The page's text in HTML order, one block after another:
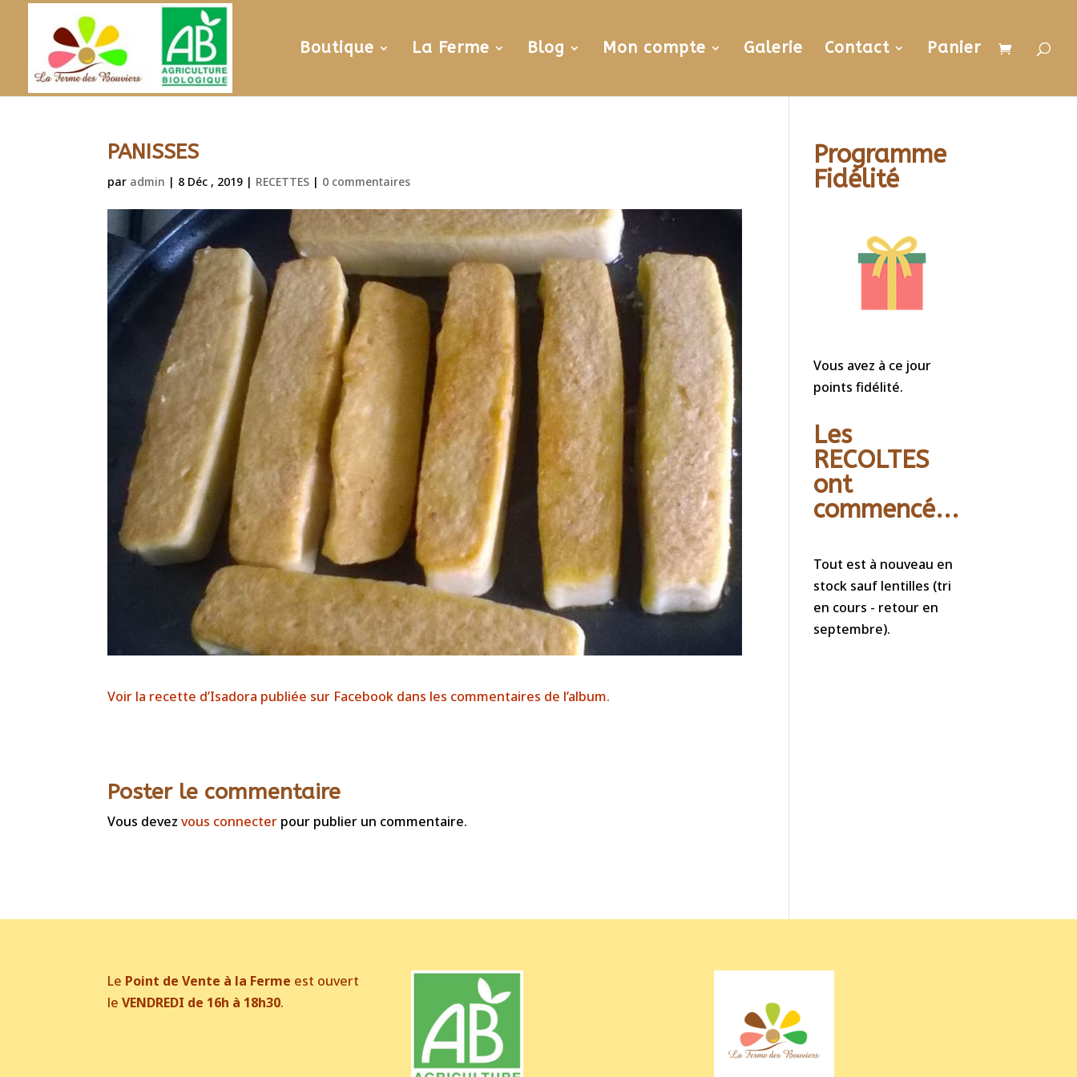
Boutique La Ferme Blog Mon compte Galerie Contact Panier
PANISSES
par admin | 8 Déc , 2019 | RECETTES | 0 commentaires
Voir la recette d’Isadora publiée sur Facebook dans les commentaires de l’album.
Poster le commentaire
Vous devezvous connecter pour publier un commentaire.
Programme
Fidélité
Vous avez à ce jour
points fidélité.
Les
RECOLTES
ont
commencé...
Tout est à nouveau en
stock sauf lentilles (tri
en cours - retour en
septembre).
Le Point de Vente à la Ferme est ouvert
leVENDREDI de 16h à 18h30.